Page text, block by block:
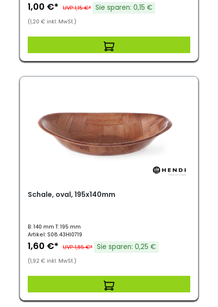
1,00 €* UVP 1,15 €* Sie sparen: 0,15 €
(1,20 € inkl. MwSt.)
Schale, oval, 195x140mm
B: 140 mm T: 195 mm
Artikel: S08.43HI0719
1,60 €* UVP 1,85 €* Sie sparen: 0,25 €
(1,92 € inkl. MwSt.)